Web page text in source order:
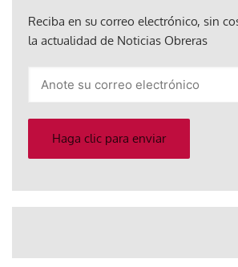
Reciba en su correo electrónico, sin
la actualidad de Noticias Obreras
electrónico
Haga clic para enviar